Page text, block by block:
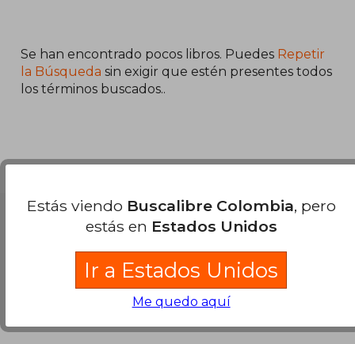
$ 404.006
Se han encontrado pocos libros. Puedes Repetir
la Búsqueda sin exigir que estén presentes todos
los términos buscados..
Nuestras Formas de Pago
Estás viendo Buscalibre Colombia, pero
estás en Estados Unidos
Ir a Estados Unidos
Me quedo aquí